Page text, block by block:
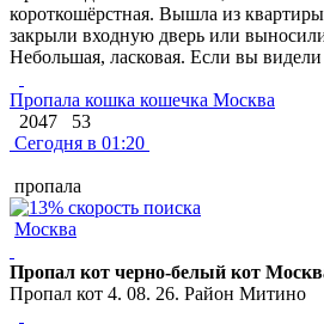
короткошёрстная. Вышла из
закрыли входную дверь или
Небольшая, ласковая. Если вы видели
Пропала кошка кошечка Москва
2047
53
Сегодня в 01:20
пропала
Москва
Пропал кот черно-белый кот
Пропал кот 4. 08. 26. Район Митино